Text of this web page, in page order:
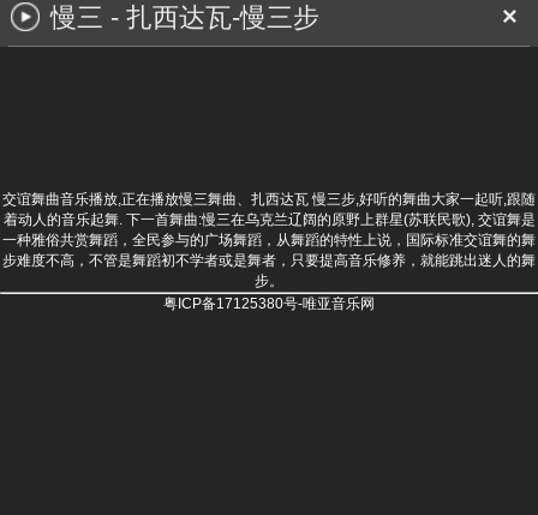
×
慢三 - 扎西达瓦-慢三步
交谊舞曲音乐播放,正在播放慢三舞曲、扎西达瓦 慢三步,好听的舞曲大家一起听,跟随
着动人的音乐起舞. 下一首舞曲:慢三在乌克兰辽阔的原野上群星(苏联民歌), 交谊舞是
一种雅俗共赏舞蹈，全民参与的广场舞蹈，从舞蹈的特性上说，国际标准交谊舞的舞
步难度不高，不管是舞蹈初不学者或是舞者，只要提高音乐修养，就能跳出迷人的舞
步。
粤ICP备17125380号-唯亚音乐网